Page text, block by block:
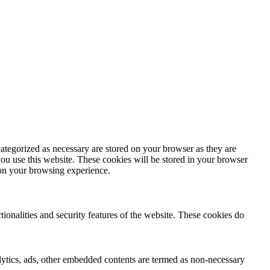
as necessary are stored on your browser as they are
use this website. These cookies will be stored in your browser
your browsing experience.
and security features of the website. These cookies do
ads, other embedded contents are termed as non-necessary